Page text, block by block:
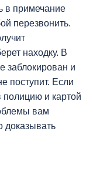
в примечание
перезвонить.
находку. В
заблокирован и
поступит. Если
и картой
вам
доказывать